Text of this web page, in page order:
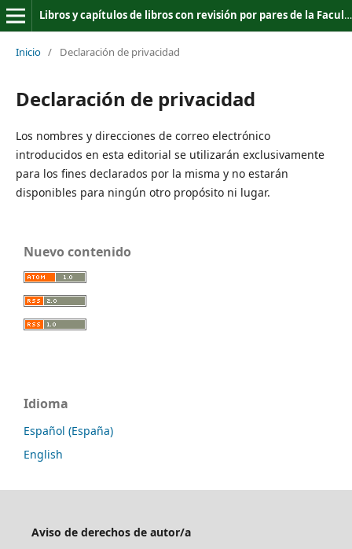
Libros y capítulos de libros con revisión por pares de la Facultad de Ciencias Jurídicas y Políticas de la Universidad Nacional del Altiplano de Puno
Inicio / Declaración de privacidad
Declaración de privacidad
Los nombres y direcciones de correo electrónico
introducidos en esta editorial se utilizarán exclusivamente
para los fines declarados por la misma y no estarán
disponibles para ningún otro propósito ni lugar.
Nuevo contenido
Idioma
Español (España)
English
Aviso de derechos de autor/a